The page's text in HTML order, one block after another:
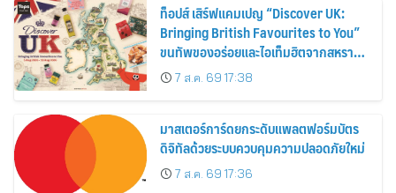
ท็อปส์ เสิร์ฟแคมเปญ “Discover UK:
Bringing British Favourites to You”
ขนทัพของอร่อยและไอเท็มฮิตจากสหราช
อาณาจักร ส่งตรงถึงมือตั้งแต่วันนี้ – 18
สิงหาคมนี้
7 ส.ค. 69 17:38
มาสเตอร์การ์ดยกระดับแพลตฟอร์มบัตร
ดิจิทัลด้วยระบบควบคุมความปลอดภัยใหม่
7 ส.ค. 69 17:36